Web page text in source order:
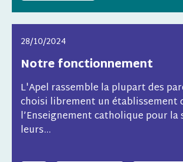
28/10/2024
Notre fonctionnement
L'Apel rassemble la plupart des
choisi librement un établissement
l’Enseignement catholique pour la
leurs...